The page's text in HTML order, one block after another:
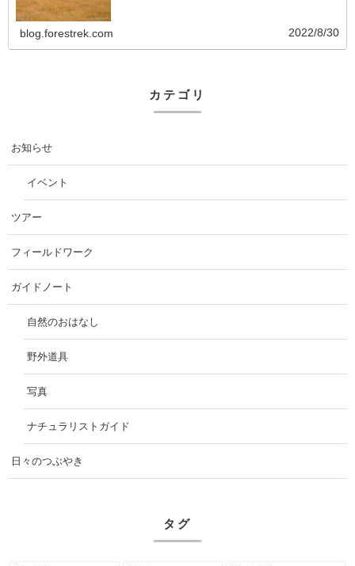
blog.forestrek.com 2022/8/30
カテゴリ
お知らせ
イベント
ツアー
フィールドワーク
ガイドノート
自然のおはなし
野外道具
写真
ナチュラリストガイド
日々のつぶやき
タグ